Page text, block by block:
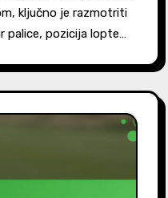
ključno je razmotriti
palice, pozicija lopte…